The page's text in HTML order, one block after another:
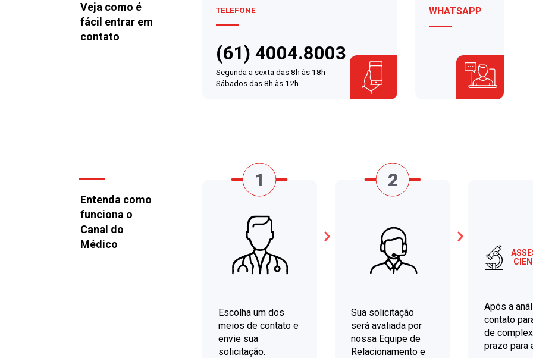
Veja como é
fácil entrar em
contato
TELEFONE
(61) 4004.8003
Segunda a sexta das 8h às 18h
Sábados das 8h às 12h
WHATSAPP
Entenda como
funciona o
Canal do
Médico
Escolha um dos
meios de contato e
envie sua
solicitação.
Sua solicitação
será avaliada por
nossa Equipe de
Relacionamento e
Após a
contato
de
prazo para